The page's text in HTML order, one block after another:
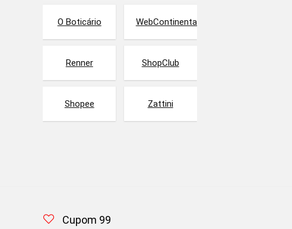
O Boticário WebContinental
Renner ShopClub
Shopee Zattini
Cupom 99